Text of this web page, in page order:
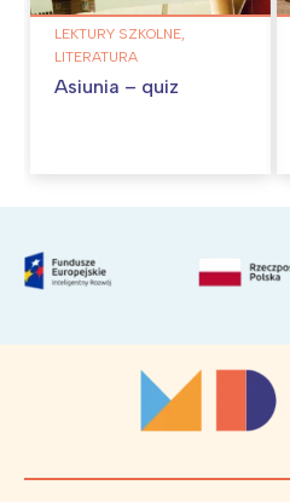
LEKTURY SZKOLNE,
LITERATURA
Asiunia – quiz